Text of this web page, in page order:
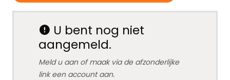
U bent nog niet
aangemeld.
Meld u aan of maak via de afzonderlijke
link een account aan.